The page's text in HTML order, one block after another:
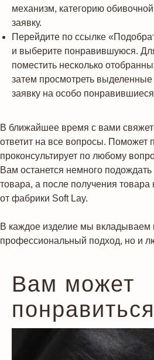
механизм, категорию обивочной
заявку.
Перейдите по ссылке
и выберите понравившуюся.
поместить несколько
затем просмотреть выделенные
заявку на особо
В ближайшее время с вами
ответит на все вопросы. Поможет
проконсультирует по любому
Вам останется немного подождать
товара, а после получения
от фабрики Soft Lay.
В каждое изделие мы вкладываем
профессиональный подход, но и
Вам может
понравиться